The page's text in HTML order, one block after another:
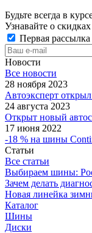
Будьте всегда в
Узнавайте о
Первая рассылка
Новости
Все новости
28 ноября 2023
Автоэксперт
24 августа 2023
Открыт новый
17 июня 2022
-18 % на шины
Статьи
Все статьи
Выбираем шины:
Зачем делать
Новая линейка
Каталог
Шины
Диски